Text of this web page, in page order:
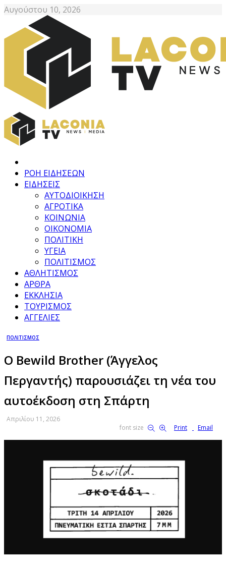
Αυγούστου 10, 2026
ΡΟΗ ΕΙΔΗΣΕΩΝ
ΕΙΔΗΣΕΙΣ
ΑΥΤΟΔΙΟΙΚΗΣΗ
ΑΓΡΟΤΙΚΑ
ΚΟΙΝΩΝΙΑ
ΟΙΚΟΝΟΜΙΑ
ΠΟΛΙΤΙΚΗ
ΥΓΕΙΑ
ΠΟΛΙΤΙΣΜΟΣ
ΑΘΛΗΤΙΣΜΟΣ
ΑΡΘΡΑ
ΕΚΚΛΗΣΙΑ
ΤΟΥΡΙΣΜΟΣ
ΑΓΓΕΛΙΕΣ
ΠΟΛΙΤΙΣΜΟΣ
Ο Bewild Brother (Άγγελος
Περγαντής) παρουσιάζει τη νέα του
αυτοέκδοση στη Σπάρτη
Απριλίου 11, 2026
font size
Print Email